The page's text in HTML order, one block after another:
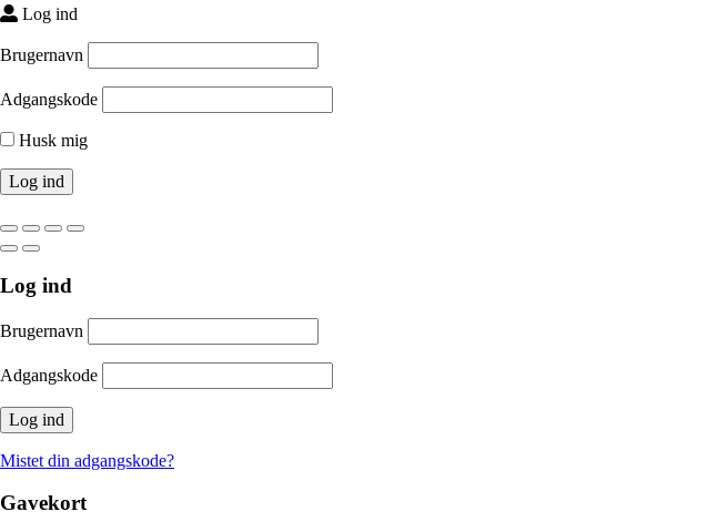
Log ind
Brugernavn
Adgangskode
Husk mig
Log ind
Brugernavn
Adgangskode
Mistet din adgangskode?
Gavekort